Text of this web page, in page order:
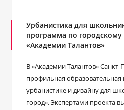
Урбанистика для
программа по
«Академии Талантов»
В «Академии Талантов»
профильная
урбанистике и дизайну для
город». Экспертами проекта